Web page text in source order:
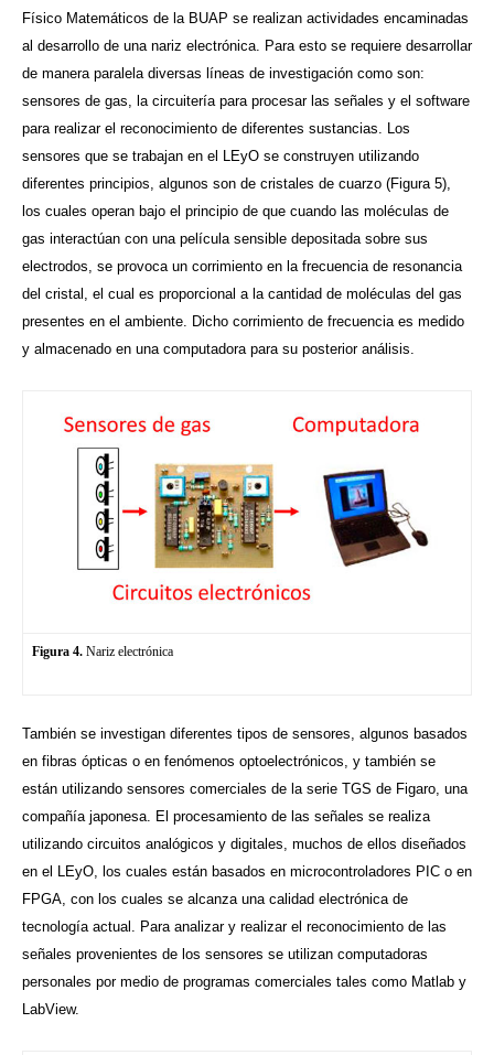
Físico Matemáticos de la BUAP se realizan actividades encaminadas
al desarrollo de una nariz electrónica. Para esto se requiere desarrollar
de manera paralela diversas líneas de investigación como son:
sensores de gas, la circuitería para procesar las señales y el software
para realizar el reconocimiento de diferentes sustancias. Los
sensores que se trabajan en el LEyO se construyen utilizando
diferentes principios, algunos son de cristales de cuarzo (Figura 5),
los cuales operan bajo el principio de que cuando las moléculas de
gas interactúan con una película sensible depositada sobre sus
electrodos, se provoca un corrimiento en la frecuencia de resonancia
del cristal, el cual es proporcional a la cantidad de moléculas del gas
presentes en el ambiente. Dicho corrimiento de frecuencia es medido
y almacenado en una computadora para su posterior análisis.
Figura 4. Nariz electrónica
También se investigan diferentes tipos de sensores, algunos basados
en fibras ópticas o en fenómenos optoelectrónicos, y también se
están utilizando sensores comerciales de la serie TGS de Figaro, una
compañía japonesa. El procesamiento de las señales se realiza
utilizando circuitos analógicos y digitales, muchos de ellos diseñados
en el LEyO, los cuales están basados en microcontroladores PIC o en
FPGA, con los cuales se alcanza una calidad electrónica de
tecnología actual. Para analizar y realizar el reconocimiento de las
señales provenientes de los sensores se utilizan computadoras
personales por medio de programas comerciales tales como Matlab y
LabView.